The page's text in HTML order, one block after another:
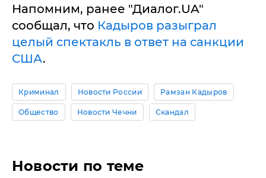
Напомним, ранее "Диалог.UA"
сообщал, что Кадыров разыграл
целый спектакль в ответ на санкции
США.
Криминал Новости России Рамзан Кадыров
Общество Новости Чечни Скандал
Новости по теме